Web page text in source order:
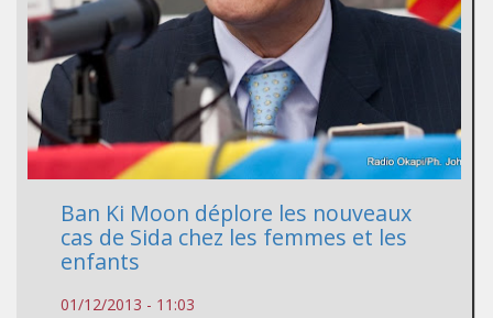
Ban Ki Moon déplore les nouveaux
cas de Sida chez les femmes et les
enfants
01/12/2013 - 11:03